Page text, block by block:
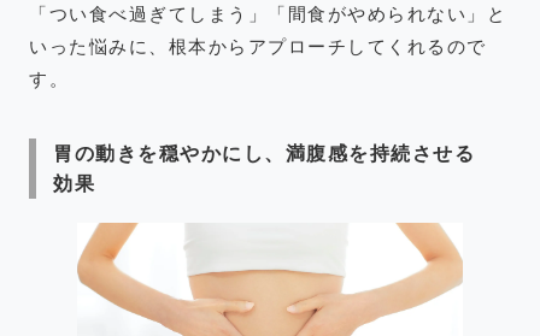
「つい食べ過ぎてしまう」「間食がやめられない」と
いった悩みに、根本からアプローチしてくれるので
す。
胃の動きを穏やかにし、満腹感を持続させる
効果